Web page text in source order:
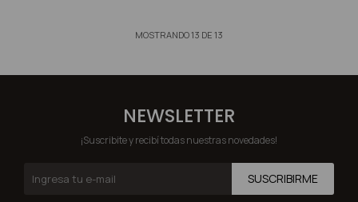
MOSTRANDO13 DE 13
NEWSLETTER
¡Suscribite y recibí todas nuestras novedades!
SUSCRIBIRME